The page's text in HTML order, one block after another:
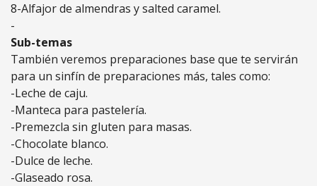
8-Alfajor de almendras y salted caramel.
-
Sub-temas
También veremos preparaciones base que te servirán
para un sinfín de preparaciones más, tales como:
-Leche de caju.
-Manteca para pastelería.
-Premezcla sin gluten para masas.
-Chocolate blanco.
-Dulce de leche.
-Glaseado rosa.